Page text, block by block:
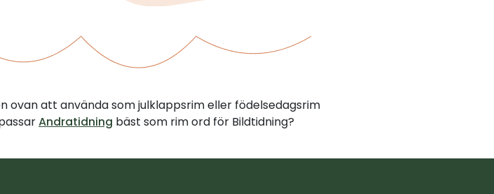
att använda som julklappsrim eller födelsedagsrim
Andratidning bäst som rim ord för Bildtidning?